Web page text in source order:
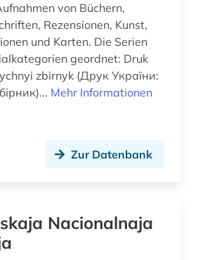
deutscher sprachraum (1)
deutsches sprachgebiet (16)
(27)
druckschriften (1)
von Büchern,
Rezensionen, Kunst,
und Karten. Die Serien
geordnet: Druk
zbirnyk (Друк України:
Mehr Informationen
Zur Datenbank
Nacionalnaja